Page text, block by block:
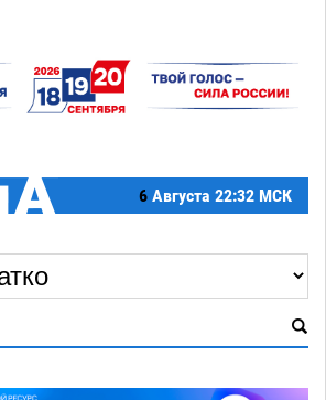
6 Августа 22:32 МСК